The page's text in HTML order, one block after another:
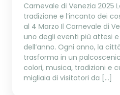
Carnevale di Venezia 2025
tradizione e l’incanto dei
al 4 Marzo Il Carnevale di
uno degli eventi più attesi
dell’anno. Ogni anno, la
trasforma in un
colori, musica, tradizioni e
migliaia di visitatori da […]